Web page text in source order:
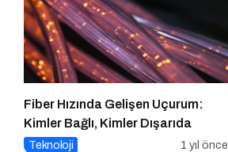
Fiber Hızında Gelişen Uçurum:
Kimler Bağlı, Kimler Dışarıda
Teknoloji 1 yıl önce